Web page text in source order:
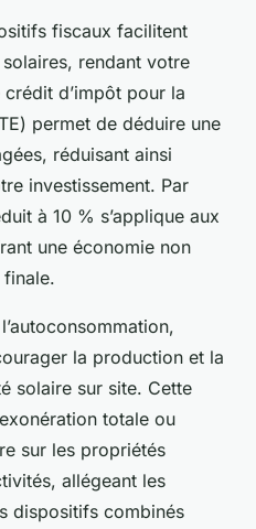
fiscaux facilitent
rendant votre
d’impôt pour la
permet de déduire une
réduisant ainsi
investissement. Par
à 10 % s’applique aux
une économie non
la production et la
solaire sur site. Cette
totale ou
sur les propriétés
allégeant les
dispositifs combinés